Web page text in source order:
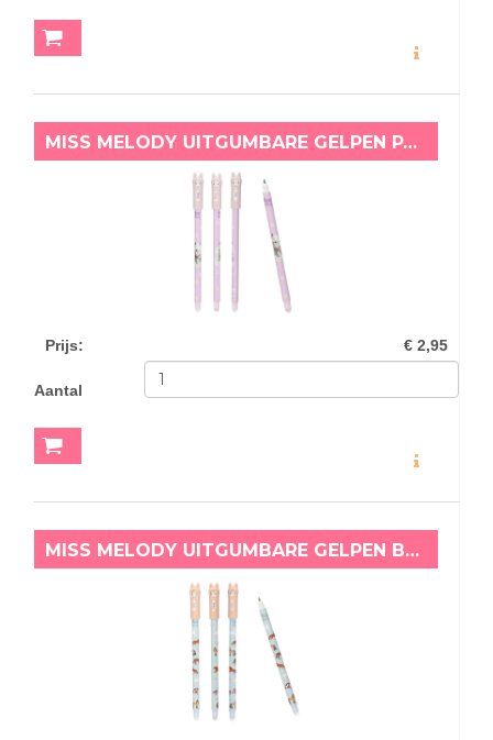
MISS MELODY UITGUMBARE GELPEN PAARS
Prijs: € 2,95
Aantal
MISS MELODY UITGUMBARE GELPEN BLAUW